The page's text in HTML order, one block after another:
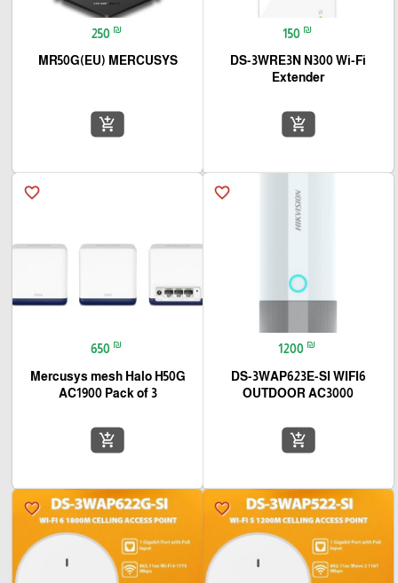
150 ₪
DS-3WRE3N N300 Wi-Fi
Extender
add_shopping_cart
250 ₪
MR50G(EU) MERCUSYS
add_shopping_cart
favorite_border
1200 ₪
DS-3WAP623E-SI WIFI6
OUTDOOR AC3000
add_shopping_cart
favorite_border
650 ₪
Mercusys mesh Halo H50G
AC1900 Pack of 3
add_shopping_cart
favorite_border
favorite_border